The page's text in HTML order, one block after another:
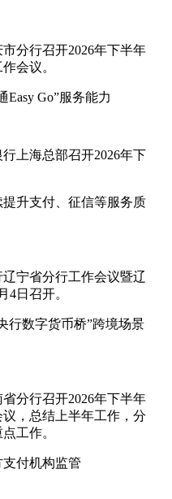
分行召开2026年下半年
会议。
Go”服务能力
上海总部召开2026年下
升支付、征信等服务质
宁省分行工作会议暨辽
4日召开。
行数字货币桥”跨境场景
分行召开2026年下半年
，总结上半年工作，分
工作。
付机构监管